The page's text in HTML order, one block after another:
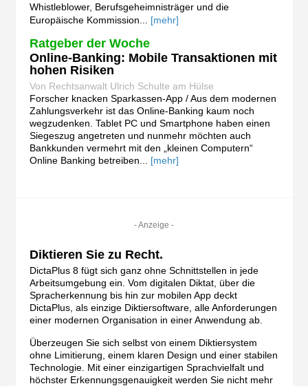
Whistleblower, Berufsgeheimnisträger und die
Europäische Kommission... [mehr]
Ratgeber der Woche
Online-Banking: Mobile Transaktionen mit
hohen Risiken
Von Rechtsanwalt Ulrich Schulte am Hülse
Forscher knacken Sparkassen-App / Aus dem modernen
Zahlungsverkehr ist das Online-Banking kaum noch
wegzudenken. Tablet PC und Smartphone haben einen
Siegeszug angetreten und nunmehr möchten auch
Bankkunden vermehrt mit den „kleinen Computern“
Online Banking betreiben... [mehr]
- Anzeige -
Diktieren Sie zu Recht.
DictaPlus 8 fügt sich ganz ohne Schnittstellen in jede
Arbeitsumgebung ein. Vom digitalen Diktat, über die
Spracherkennung bis hin zur mobilen App deckt
DictaPlus, als einzige Diktiersoftware, alle Anforderungen
einer modernen Organisation in einer Anwendung ab.
Überzeugen Sie sich selbst von einem Diktiersystem
ohne Limitierung, einem klaren Design und einer stabilen
Technologie. Mit einer einzigartigen Sprachvielfalt und
höchster Erkennungsgenauigkeit werden Sie nicht mehr